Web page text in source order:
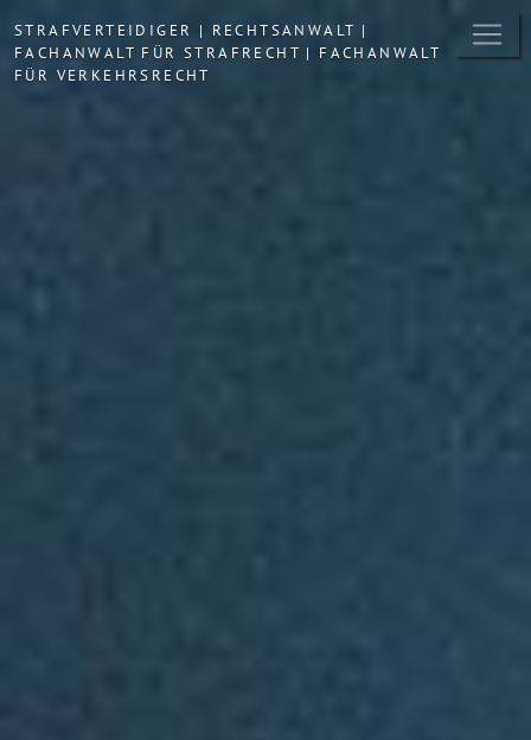
STRAFVERTEIDIGER | RECHTSANWALT |
FACHANWALT FÜR STRAFRECHT | FACHANWALT
FÜR VERKEHRSRECHT